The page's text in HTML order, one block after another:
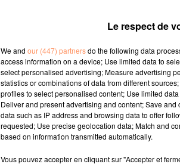
Le respect de
We and our (447) partnersdo the following data
access information on a device; Use limited data to
select personalised advertising; Measure advertising
statistics or combinations of data from different
profiles to select personalised content; Use limited
Deliver and present advertising and content; Save
data such as IP address and browsing data to offer
requested; Use precise geolocation data; Match and
based on information transmitted automatically.
Vous pouvez accepter en cliquant sur "Accepter et